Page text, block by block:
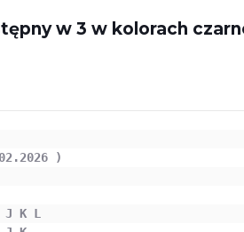
w 3 w kolorach
)
K L